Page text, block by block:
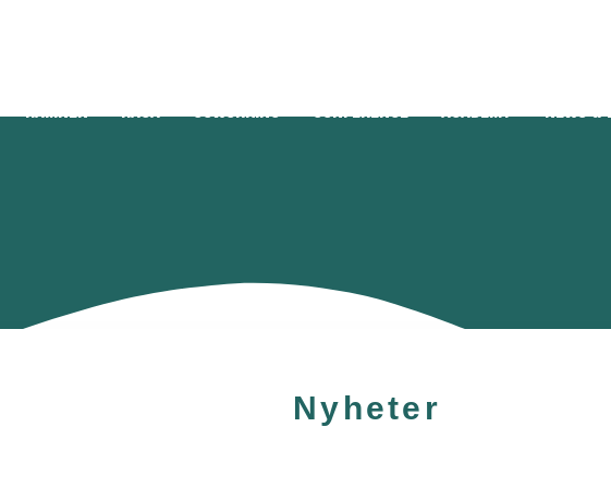
Hamnen HAGA Coworking Conference Academy News
Nyheter